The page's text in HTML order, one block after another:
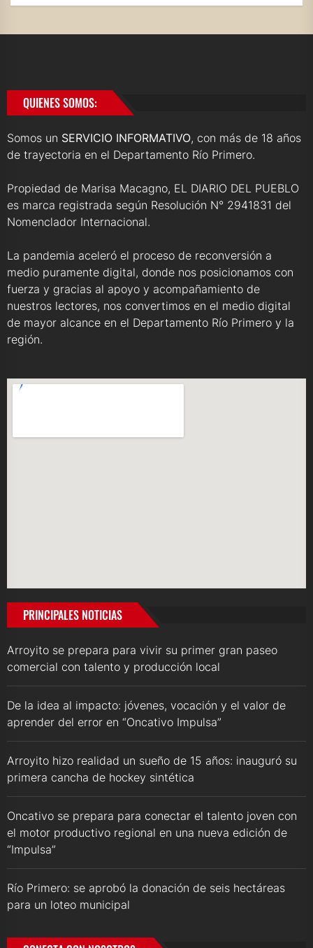
QUIENES SOMOS:
Somos un SERVICIO INFORMATIVO, con más de 18 años
de trayectoria en el Departamento Río Primero.
Propiedad de Marisa Macagno, EL DIARIO DEL PUEBLO
es marca registrada según Resolución N° 2941831 del
Nomenclador Internacional.
La pandemia aceleró el proceso de reconversión a
medio puramente digital, donde nos posicionamos con
fuerza y gracias al apoyo y acompañamiento de
nuestros lectores, nos convertimos en el medio digital
de mayor alcance en el Departamento Río Primero y la
región.
PRINCIPALES NOTICIAS
Arroyito se prepara para vivir su primer gran paseo
comercial con talento y producción local
De la idea al impacto: jóvenes, vocación y el valor de
aprender del error en “Oncativo Impulsa”
Arroyito hizo realidad un sueño de 15 años: inauguró su
primera cancha de hockey sintética
Oncativo se prepara para conectar el talento joven con
el motor productivo regional en una nueva edición de
“Impulsa”
Río Primero: se aprobó la donación de seis hectáreas
para un loteo municipal